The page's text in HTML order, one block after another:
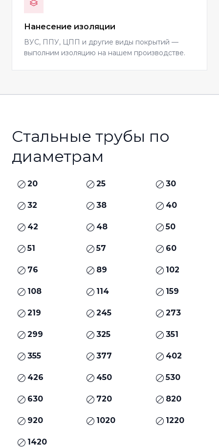
Нанесение изоляции
ВУС, ППУ, ЦПП и другие виды покрытий —
выполним изоляцию на нашем производстве.
Стальные трубы по
диаметрам
20 25 30
32 38 40
42 48 50
51 57 60
76 89 102
108 114 159
219 245 273
299 325 351
355 377 402
426 450 530
630 720 820
920 1020 1220
1420